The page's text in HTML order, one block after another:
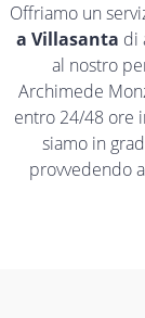
Offriamo un
a Villasanta di
al nostro
Archimede
entro 24/48 ore
siamo in
provvedendo